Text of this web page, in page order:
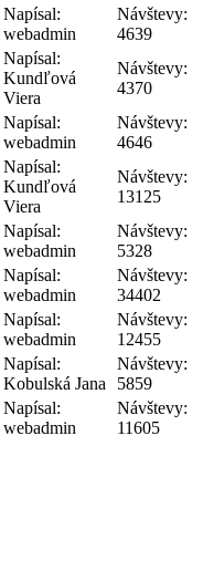
Napísal:
webadmin
Návštevy:
4639
Napísal:
Kundľová
Viera
Návštevy:
4370
Napísal:
webadmin
Návštevy:
4646
Napísal:
Kundľová
Viera
Návštevy:
13125
Napísal:
webadmin
Návštevy:
5328
Napísal:
webadmin
Návštevy:
34402
Napísal:
webadmin
Návštevy:
12455
Napísal:
Kobulská Jana
Návštevy:
5859
Napísal:
webadmin
Návštevy:
11605